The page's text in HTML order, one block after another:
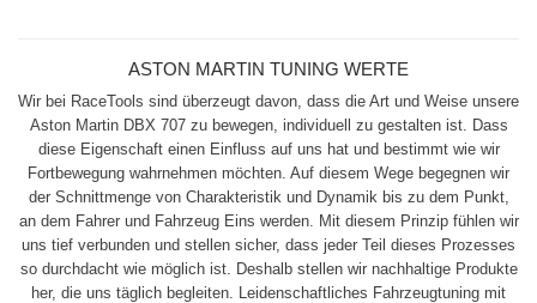
ASTON MARTIN TUNING WERTE
Wir bei RaceTools sind überzeugt davon, dass die Art und Weise unsere
Aston Martin DBX 707 zu bewegen, individuell zu gestalten ist. Dass
diese Eigenschaft einen Einfluss auf uns hat und bestimmt wie wir
Fortbewegung wahrnehmen möchten. Auf diesem Wege begegnen wir
der Schnittmenge von Charakteristik und Dynamik bis zu dem Punkt,
an dem Fahrer und Fahrzeug Eins werden. Mit diesem Prinzip fühlen wir
uns tief verbunden und stellen sicher, dass jeder Teil dieses Prozesses
so durchdacht wie möglich ist. Deshalb stellen wir nachhaltige Produkte
her, die uns täglich begleiten. Leidenschaftliches Fahrzeugtuning mit